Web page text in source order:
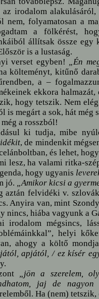
irodalom
nem, folyamatosan a
a fölkérést,
állítsak össze egy
is a lustaság.
verset egyben! „Én
költeményt, kitűnő
a –
ekkora
hogy tetszik. Nem
is megárt a sok, hát még
a rosszból!
ki tudja, mibe
, de mindenkit
és lehet,
lesz, ha valami ritka-
hogy ugyanis
jó. „Amikor kicsi a
aztán felvidéki v.
Anyira van, mint
nincs, hiába vagyunk a
irodalom mégsincs,
helyi
ahogy a költő
apjától, / ez kísér
„jön a szerelem,
jaj de nagyon
Ha (nem)